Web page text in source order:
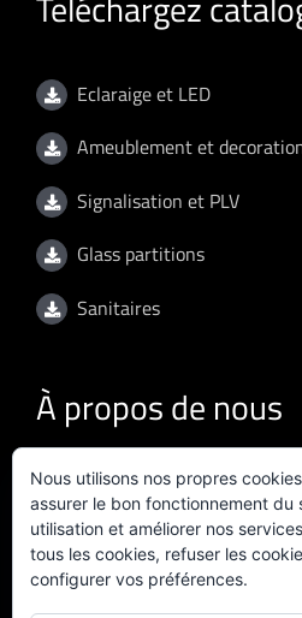
Eclaraige et LED
Ameublement et
Signalisation et PLV
Glass partitions
Sanitaires
À propos de nous
Conditions d'utilisation
Politique de confidentialité
Politique de qualité (version
Nous utilisons nos propres
assurer le bon fonctionnement du
utilisation et améliorer nos
tous les cookies, refuser les
configurer vos préférences.